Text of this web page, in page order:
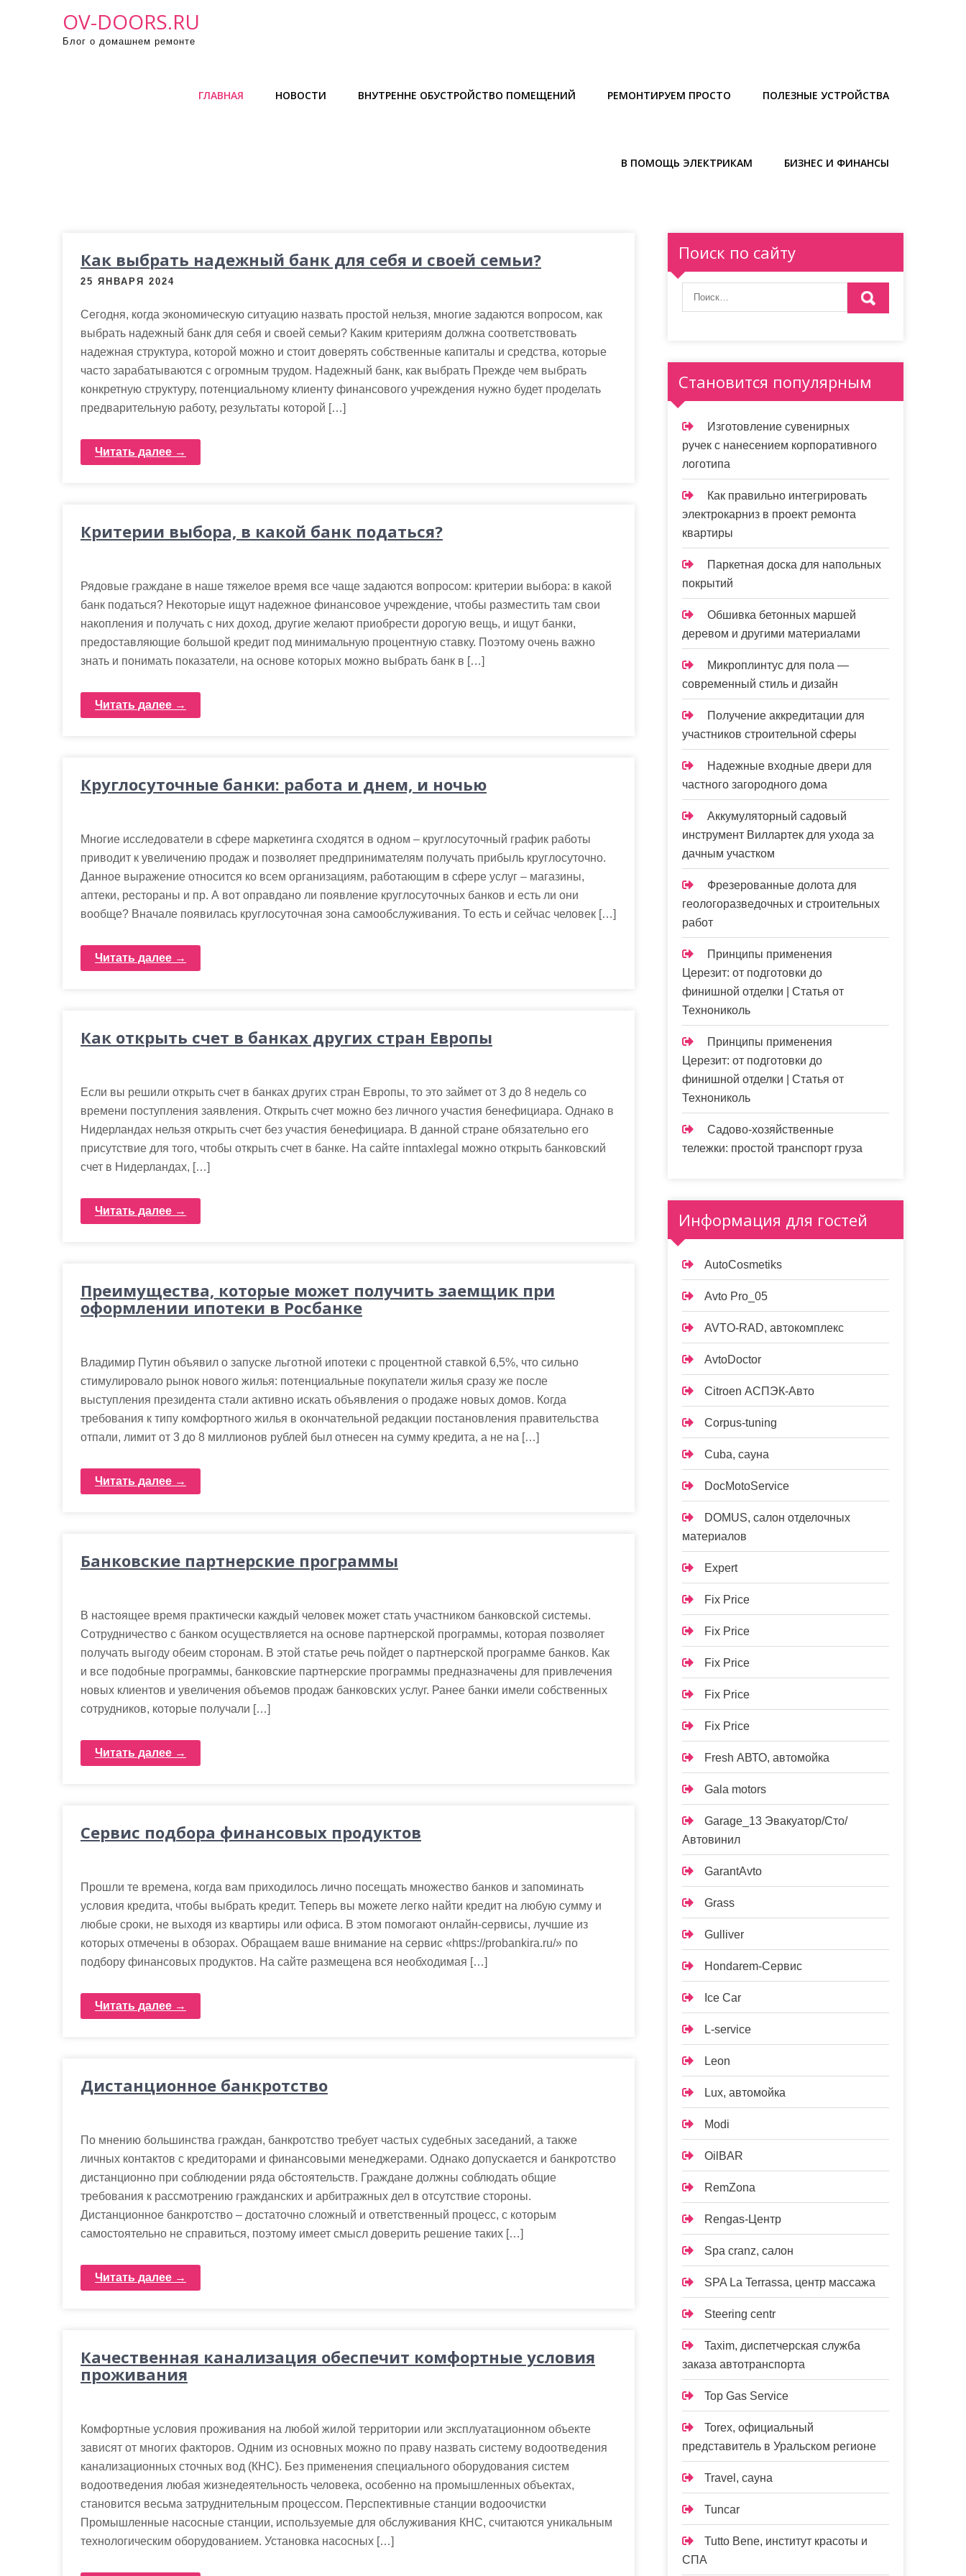
OV-DOORS.RU
Блог о домашнем ремонте
ГЛАВНАЯ НОВОСТИ ВНУТРЕННЕ ОБУСТРОЙСТВО ПОМЕЩЕНИЙ РЕМОНТИРУЕМ ПРОСТО ПОЛЕЗНЫЕ УСТРОЙСТВА
В ПОМОЩЬ ЭЛЕКТРИКАМ БИЗНЕС И ФИНАНСЫ
Как выбрать надежный банк для себя и своей семьи?
25 ЯНВАРЯ 2024
Сегодня, когда экономическую ситуацию назвать простой нельзя, многие задаются вопросом, как
выбрать надежный банк для себя и своей семьи? Каким критериям должна соответствовать
надежная структура, которой можно и стоит доверять собственные капиталы и средства, которые
часто зарабатываются с огромным трудом. Надежный банк, как выбрать Прежде чем выбрать
конкретную структуру, потенциальному клиенту финансового учреждения нужно будет проделать
предварительную работу, результаты которой […]
Читать далее →
Критерии выбора, в какой банк податься?
Рядовые граждане в наше тяжелое время все чаще задаются вопросом: критерии выбора: в какой
банк податься? Некоторые ищут надежное финансовое учреждение, чтобы разместить там свои
накопления и получать с них доход, другие желают приобрести дорогую вещь, и ищут банки,
предоставляющие большой кредит под минимальную процентную ставку. Поэтому очень важно
знать и понимать показатели, на основе которых можно выбрать банк в […]
Читать далее →
Круглосуточные банки: работа и днем, и ночью
Многие исследователи в сфере маркетинга сходятся в одном – круглосуточный график работы
приводит к увеличению продаж и позволяет предпринимателям получать прибыль круглосуточно.
Данное выражение относится ко всем организациям, работающим в сфере услуг – магазины,
аптеки, рестораны и пр. А вот оправдано ли появление круглосуточных банков и есть ли они
вообще? Вначале появилась круглосуточная зона самообслуживания. То есть и сейчас человек […]
Читать далее →
Как открыть счет в банках других стран Европы
Если вы решили открыть счет в банках других стран Европы, то это займет от 3 до 8 недель со
времени поступления заявления. Открыть счет можно без личного участия бенефициара. Однако в
Нидерландах нельзя открыть счет без участия бенефициара. В данной стране обязательно его
присутствие для того, чтобы открыть счет в банке. На сайте inntaxlegal можно открыть банковский
счет в Нидерландах, […]
Читать далее →
Преимущества, которые может получить заемщик при
оформлении ипотеки в Росбанке
Владимир Путин объявил о запуске льготной ипотеки с процентной ставкой 6,5%, что сильно
стимулировало рынок нового жилья: потенциальные покупатели жилья сразу же после
выступления президента стали активно искать объявления о продаже новых домов. Когда
требования к типу комфортного жилья в окончательной редакции постановления правительства
отпали, лимит от 3 до 8 миллионов рублей был отнесен на сумму кредита, а не на […]
Читать далее →
Банковские партнерские программы
В настоящее время практически каждый человек может стать участником банковской системы.
Сотрудничество с банком осуществляется на основе партнерской программы, которая позволяет
получать выгоду обеим сторонам. В этой статье речь пойдет о партнерской программе банков. Как
и все подобные программы, банковские партнерские программы предназначены для привлечения
новых клиентов и увеличения объемов продаж банковских услуг. Ранее банки имели собственных
сотрудников, которые получали […]
Читать далее →
Сервис подбора финансовых продуктов
Прошли те времена, когда вам приходилось лично посещать множество банков и запоминать
условия кредита, чтобы выбрать кредит. Теперь вы можете легко найти кредит на любую сумму и
любые сроки, не выходя из квартиры или офиса. В этом помогают онлайн-сервисы, лучшие из
которых отмечены в обзорах. Обращаем ваше внимание на сервис «https://probankira.ru/» по
подбору финансовых продуктов. На сайте размещена вся необходимая […]
Читать далее →
Дистанционное банкротство
По мнению большинства граждан, банкротство требует частых судебных заседаний, а также
личных контактов с кредиторами и финансовыми менеджерами. Однако допускается и банкротство
дистанционно при соблюдении ряда обстоятельств. Граждане должны соблюдать общие
требования к рассмотрению гражданских и арбитражных дел в отсутствие стороны.
Дистанционное банкротство – достаточно сложный и ответственный процесс, с которым
самостоятельно не справиться, поэтому имеет смысл доверить решение таких […]
Читать далее →
Качественная канализация обеспечит комфортные условия
проживания
Комфортные условия проживания на любой жилой территории или эксплуатационном объекте
зависят от многих факторов. Одним из основных можно по праву назвать систему водоотведения
канализационных сточных вод (КНС). Без применения специального оборудования систем
водоотведения любая жизнедеятельность человека, особенно на промышленных объектах,
становится весьма затруднительным процессом. Перспективные станции водоочистки
Промышленные насосные станции, используемые для обслуживания КНС, считаются уникальным
технологическим оборудованием. Установка насосных […]
Поиск по сайту
Становится популярным
Изготовление сувенирных
ручек с нанесением корпоративного
логотипа
Как правильно интегрировать
электрокарниз в проект ремонта
квартиры
Паркетная доска для напольных
покрытий
Обшивка бетонных маршей
деревом и другими материалами
Микроплинтус для пола —
современный стиль и дизайн
Получение аккредитации для
участников строительной сферы
Надежные входные двери для
частного загородного дома
Аккумуляторный садовый
инструмент Виллартек для ухода за
дачным участком
Фрезерованные долота для
геологоразведочных и строительных
работ
Принципы применения
Церезит: от подготовки до
финишной отделки | Статья от
Технониколь
Принципы применения
Церезит: от подготовки до
финишной отделки | Статья от
Технониколь
Садово-хозяйственные
тележки: простой транспорт груза
Информация для гостей
AutoCosmetiks
Avto Pro_05
AVTO-RAD, автокомплекс
AvtoDoctor
Citroen АСПЭК-Авто
Corpus-tuning
Cuba, сауна
DocMotoService
DOMUS, салон отделочных
материалов
Expert
Fix Price
Fix Price
Fix Price
Fix Price
Fix Price
Fresh АВТО, автомойка
Gala motors
Garage_13 Эвакуатор/Сто/
Автовинил
GarantAvto
Grass
Gulliver
Hondarem-Сервис
Ice Car
L-service
Leon
Lux, автомойка
Modi
OilBAR
RemZona
Rengas-Центр
Spa cranz, салон
SPA La Terrassa, центр массажа
Steering centr
Taxim, диспетчерская служба
заказа автотранспорта
Top Gas Service
Torex, официальный
представитель в Уральском регионе
Travel, сауна
Tuncar
Tutto Bene, институт красоты и
СПА